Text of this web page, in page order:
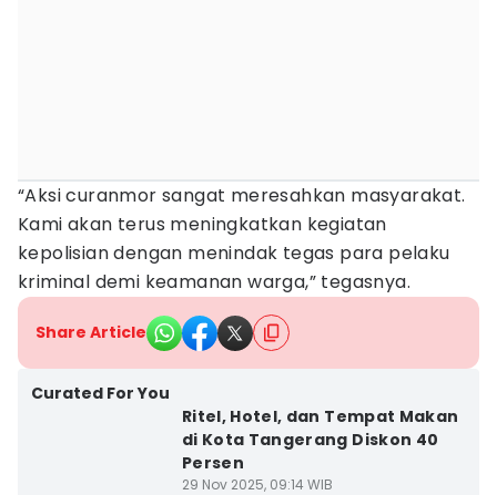
“Aksi curanmor sangat meresahkan masyarakat.
Kami akan terus meningkatkan kegiatan
kepolisian dengan menindak tegas para pelaku
kriminal demi keamanan warga,” tegasnya.
Share Article
Curated For You
Ritel, Hotel, dan Tempat Makan
di Kota Tangerang Diskon 40
Persen
29 Nov 2025, 09:14 WIB